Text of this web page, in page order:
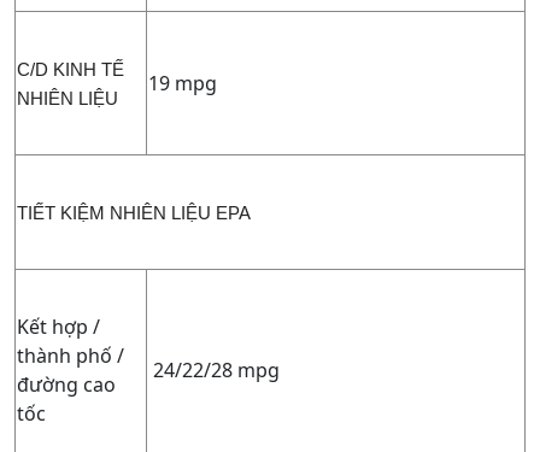
C/D KINH TẾ
NHIÊN LIỆU
19 mpg
TIẾT KIỆM NHIÊN LIỆU EPA
Kết hợp /
thành phố /
đường cao
tốc
24/22/28 mpg